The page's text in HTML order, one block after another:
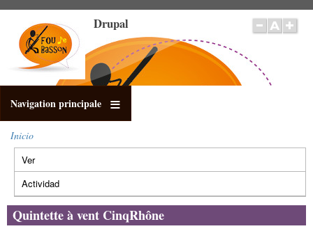
contenido
principal
Drupal
Navigation principale
Sobrescribir
enlaces
de
ayuda
a
la
Inicio
Solapas
principales
Ver(solapa
activa)
Actividad
Quintette à vent CinqRhône